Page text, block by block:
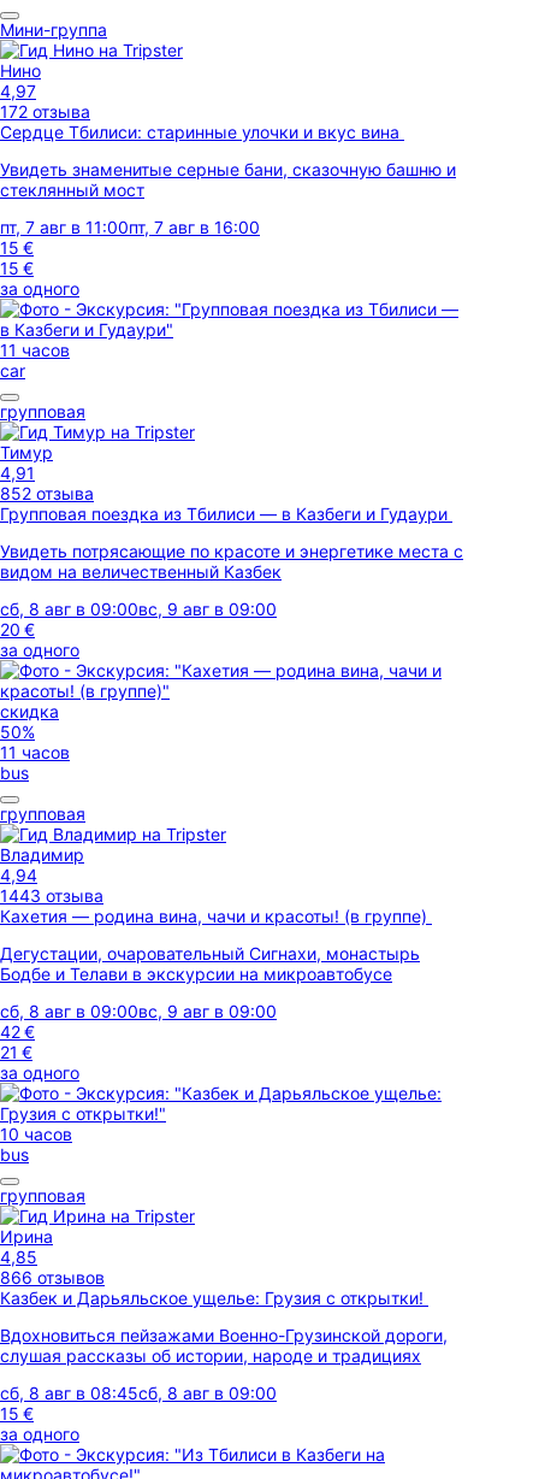
Мини-группа
Нино
4,97
172 отзыва
Сердце Тбилиси: старинные улочки и вкус вина
Увидеть знаменитые серные бани, сказочную башню и
стеклянный мост
пт, 7 авг в 11:00пт, 7 авг в 16:00
15 €
15 €
за одного
11 часов
car
групповая
Тимур
4,91
852 отзыва
Групповая поездка из Тбилиси — в Казбеги и Гудаури
Увидеть потрясающие по красоте и энергетике места с
видом на величественный Казбек
сб, 8 авг в 09:00вс, 9 авг в 09:00
20 €
за одного
скидка
50%
11 часов
bus
групповая
Владимир
4,94
1443 отзыва
Кахетия — родина вина, чачи и красоты! (в группе)
Дегустации, очаровательный Сигнахи, монастырь
Бодбе и Телави в экскурсии на микроавтобусе
сб, 8 авг в 09:00вс, 9 авг в 09:00
42 €
21 €
за одного
10 часов
bus
групповая
Ирина
4,85
866 отзывов
Казбек и Дарьяльское ущелье: Грузия с открытки!
Вдохновиться пейзажами Военно-Грузинской дороги,
слушая рассказы об истории, народе и традициях
сб, 8 авг в 08:45сб, 8 авг в 09:00
15 €
за одного